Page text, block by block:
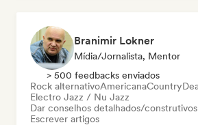
Branimir Lokner
Mídia/Jornalista, Mentor
> 500 feedbacks enviados
Rock alternativoAmericanaCountry
Electro Jazz / Nu Jazz
Dar conselhos detalhados/
Escrever artigos